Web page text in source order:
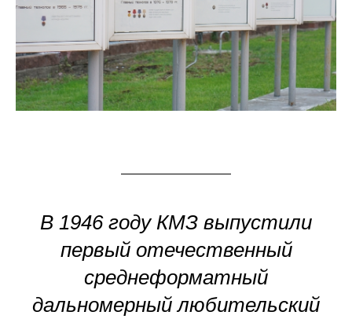
В 1946 году КМЗ выпустили
первый отечественный
среднеформатный
дальномерный любительский